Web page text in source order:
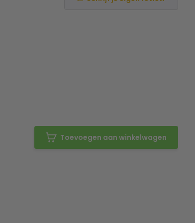
Toevoegen aan winkelwagen